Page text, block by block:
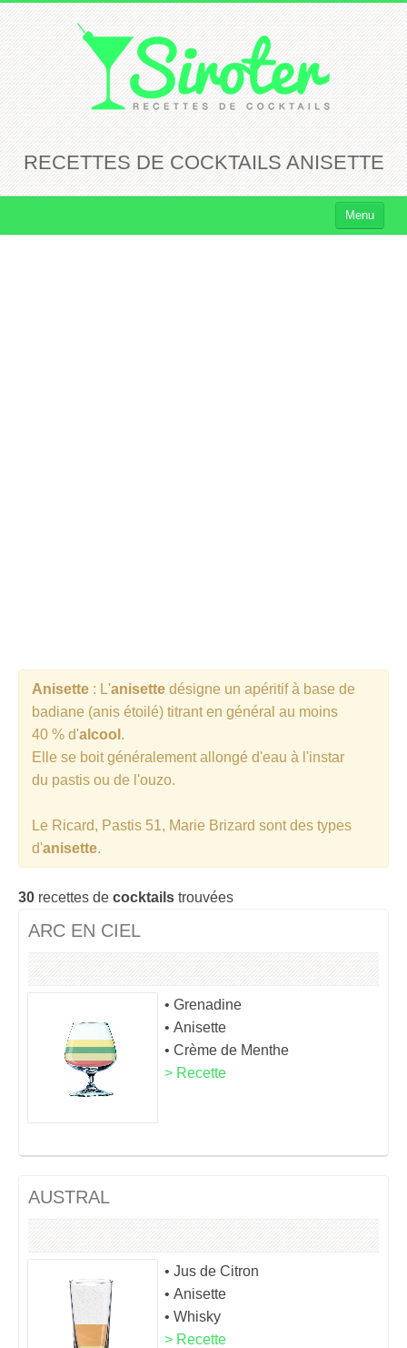
RECETTES DE COCKTAILS ANISETTE
Menu
Anisette : L'anisette désigne un apéritif à base de
badiane (anis étoilé) titrant en général au moins
40 % d'alcool .
Elle se boit généralement allongé d'eau à l'instar
du pastis ou de l'ouzo.
Le Ricard, Pastis 51, Marie Brizard sont des types
d'anisette.
30 recettes de cocktails trouvées
ARC EN CIEL
• Grenadine
• Anisette
• Crème de Menthe
> Recette
AUSTRAL
• Jus de Citron
• Anisette
• Whisky
> Recette